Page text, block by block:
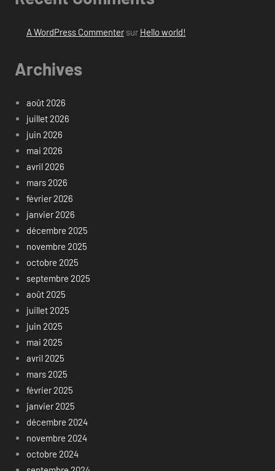
A WordPress Commentersur Hello world!
Archives
août 2026
juillet 2026
juin 2026
mai 2026
avril 2026
mars 2026
février 2026
janvier 2026
décembre 2025
novembre 2025
octobre 2025
septembre 2025
août 2025
juillet 2025
juin 2025
mai 2025
avril 2025
mars 2025
février 2025
janvier 2025
décembre 2024
novembre 2024
octobre 2024